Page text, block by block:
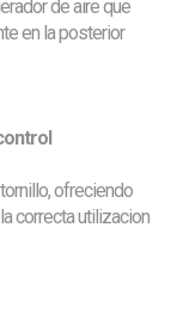
de aire que
en la posterior
ofreciendo
correcta utilizacion